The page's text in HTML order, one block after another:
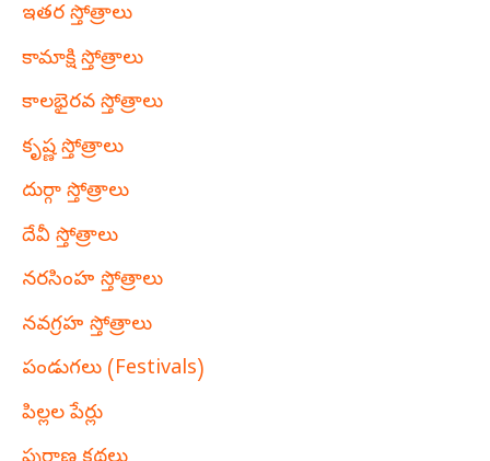
ఇతర స్తోత్రాలు
కామాక్షి స్తోత్రాలు
కాలభైరవ స్తోత్రాలు
కృష్ణ స్తోత్రాలు
దుర్గా స్తోత్రాలు
దేవీ స్తోత్రాలు
నరసింహ స్తోత్రాలు
నవగ్రహ స్తోత్రాలు
పండుగలు (Festivals)
పిల్లల పేర్లు